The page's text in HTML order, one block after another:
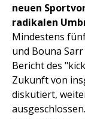
neuen
radikalen
Mindestens
und Bouna
Bericht des
Zukunft von
diskutiert,
ausgeschlossen.